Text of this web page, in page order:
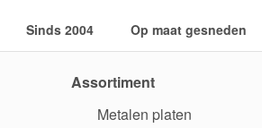
Sinds 2004 Op maat gesneden
Assortiment
Metalen platen